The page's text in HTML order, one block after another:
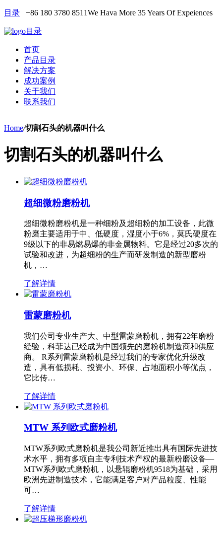
目录 +86 180 3780 8511We Hava More 35 Years Of Expeiences
目录
首页
产品目录
解决方案
成功案例
关于我们
联系我们
Home/切割石头的机器叫什么
切割石头的机器叫什么
超细微粉磨粉机
超细微粉磨粉机是一种细粉及超细粉的加工设备，此微
粉磨主要适用于中、低硬度，湿度小于6%，莫氏硬度在
9级以下的非易燃易爆的非金属物料。它是经过20多次的
试验和改进，为超细粉的生产而研发制造的新型磨粉
机，…
了解详情
雷蒙磨粉机
我们公司专业生产大、中型雷蒙磨粉机，拥有22年磨粉
经验，科菲达已经成为中国领先的磨粉机制造商和供应
商。 R系列雷蒙磨粉机是经过我们的专家优化升级改
造，具有低损耗、投资小、环保、占地面积小等优点，
它比传…
了解详情
MTW 系列欧式磨粉机
MTW系列欧式磨粉机是我公司新近推出具有国际先进技
术水平，拥有多项自主专利技术产权的最新粉磨设备—
MTW系列欧式磨粉机，以悬辊磨粉机9518为基础，采用
欧洲先进制造技术，它能满足客户对产品粒度、性能
可…
了解详情